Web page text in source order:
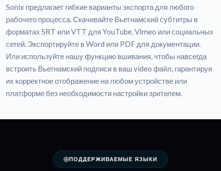
Sonix предлагает гибкие варианты экспорта для любого
рабочего процесса. Скачивайте Вьетнамский субтитры в
форматах SRT или VTT для YouTube, Vimeo или социальных
сетей. Экспортируйте в Word или PDF для документации.
Или используйте нашу функцию вшивания, чтобы навсегда
встроить Вьетнамский подписи в ваш video файл, гарантируя
их корректное отображение на любом устройстве или
платформе без необходимости настройки зрителем.
ПОДДЕРЖИВАЕМЫЕ ЯЗЫКИ